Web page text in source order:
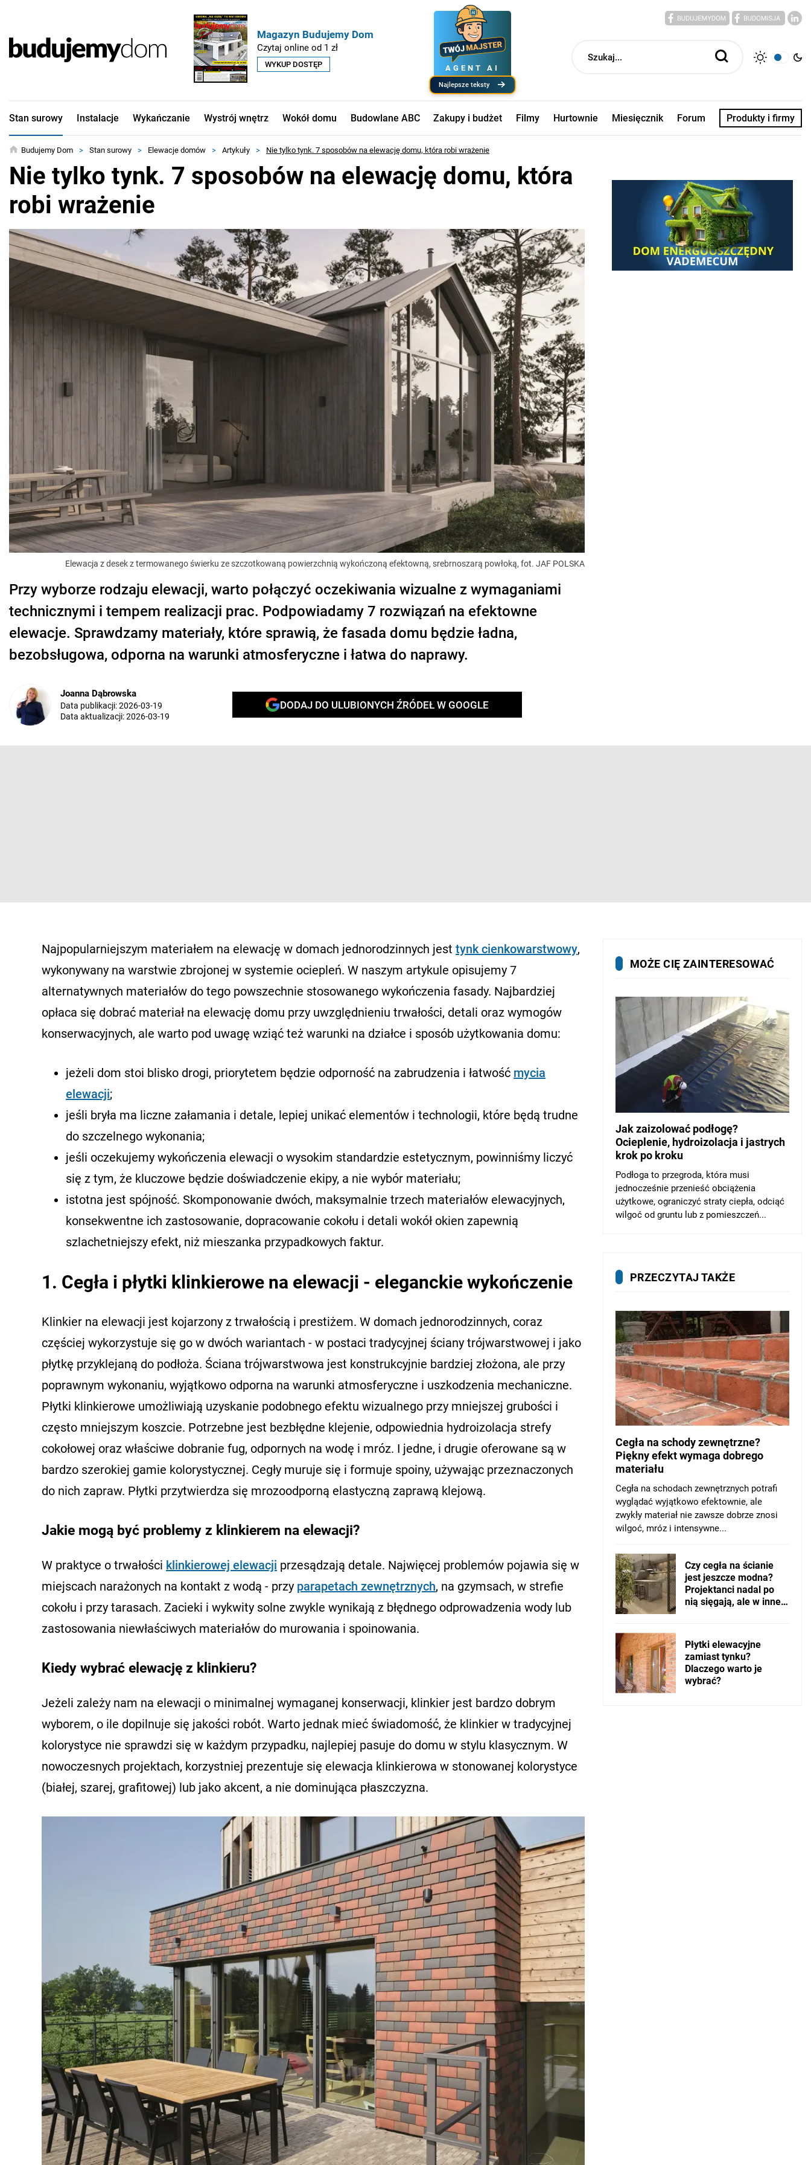
Magazyn Budujemy Dom
Czytaj online od 1 zł
WYKUP DOSTĘP AGENT AI
najlepsze teksty
Stan surowy Instalacje Wykańczanie Wystrój wnętrz Wokół domu Budowlane ABC Zakupy i budżet Filmy Hurtownie Miesięcznik Forum Produkty i firmy
Budujemy Dom > Stan surowy > Elewacje domów > Artykuły > Nie tylko tynk. 7 sposobów na elewację domu, która robi wrażenie
Nie tylko tynk. 7 sposobów na elewację domu, która
robi wrażenie
Elewacja z desek z termowanego świerku ze szczotkowaną powierzchnią wykończoną efektowną, srebrnoszarą powłoką, fot. JAF POLSKA
Przy wyborze rodzaju elewacji, warto połączyć oczekiwania wizualne z wymaganiami
technicznymi i tempem realizacji prac. Podpowiadamy 7 rozwiązań na efektowne
elewacje. Sprawdzamy materiały, które sprawią, że fasada domu będzie ładna,
bezobsługowa, odporna na warunki atmosferyczne i łatwa do naprawy.
Joanna Dąbrowska
Data publikacji:2026-03-19
Data aktualizacji:2026-03-19
DODAJ DO ULUBIONYCH ŹRÓDEŁ W GOOGLE
Najpopularniejszym materiałem na elewację w domach jednorodzinnych jest tynk cienkowarstwowy,
wykonywany na warstwie zbrojonej w systemie ociepleń. W naszym artykule opisujemy 7
alternatywnych materiałów do tego powszechnie stosowanego wykończenia fasady. Najbardziej
opłaca się dobrać materiał na elewację domu przy uwzględnieniu trwałości, detali oraz wymogów
konserwacyjnych, ale warto pod uwagę wziąć też warunki na działce i sposób użytkowania domu:
jeżeli dom stoi blisko drogi, priorytetem będzie odporność na zabrudzenia i łatwość mycia
elewacji;
jeśli bryła ma liczne załamania i detale, lepiej unikać elementów i technologii, które będą trudne
do szczelnego wykonania;
jeśli oczekujemy wykończenia elewacji o wysokim standardzie estetycznym, powinniśmy liczyć
się z tym, że kluczowe będzie doświadczenie ekipy, a nie wybór materiału;
istotna jest spójność. Skomponowanie dwóch, maksymalnie trzech materiałów elewacyjnych,
konsekwentne ich zastosowanie, dopracowanie cokołu i detali wokół okien zapewnią
szlachetniejszy efekt, niż mieszanka przypadkowych faktur.
1. Cegła i płytki klinkierowe na elewacji - eleganckie wykończenie
Klinkier na elewacji jest kojarzony z trwałością i prestiżem. W domach jednorodzinnych, coraz
częściej wykorzystuje się go w dwóch wariantach - w postaci tradycyjnej ściany trójwarstwowej i jako
płytkę przyklejaną do podłoża. Ściana trójwarstwowa jest konstrukcyjnie bardziej złożona, ale przy
poprawnym wykonaniu, wyjątkowo odporna na warunki atmosferyczne i uszkodzenia mechaniczne.
Płytki klinkierowe umożliwiają uzyskanie podobnego efektu wizualnego przy mniejszej grubości i
często mniejszym koszcie. Potrzebne jest bezbłędne klejenie, odpowiednia hydroizolacja strefy
cokołowej oraz właściwe dobranie fug, odpornych na wodę i mróz. I jedne, i drugie oferowane są w
bardzo szerokiej gamie kolorystycznej. Cegły muruje się i formuje spoiny, używając przeznaczonych
do nich zapraw. Płytki przytwierdza się mrozoodporną elastyczną zaprawą klejową.
Jakie mogą być problemy z klinkierem na elewacji?
W praktyce o trwałości klinkierowej elewacji przesądzają detale. Najwięcej problemów pojawia się w
miejscach narażonych na kontakt z wodą - przy parapetach zewnętrznych, na gzymsach, w strefie
cokołu i przy tarasach. Zacieki i wykwity solne zwykle wynikają z błędnego odprowadzenia wody lub
zastosowania niewłaściwych materiałów do murowania i spoinowania.
Kiedy wybrać elewację z klinkieru?
Jeżeli zależy nam na elewacji o minimalnej wymaganej konserwacji, klinkier jest bardzo dobrym
wyborem, o ile dopilnuje się jakości robót. Warto jednak mieć świadomość, że klinkier w tradycyjnej
kolorystyce nie sprawdzi się w każdym przypadku, najlepiej pasuje do domu w stylu klasycznym. W
nowoczesnych projektach, korzystniej prezentuje się elewacja klinkierowa w stonowanej kolorystyce
(białej, szarej, grafitowej) lub jako akcent, a nie dominująca płaszczyzna.
MOŻE CIĘ ZAINTERESOWAĆ
Jak zaizolować podłogę?
Ocieplenie, hydroizolacja i jastrych
krok po kroku
Podłoga to przegroda, która musi
jednocześnie przenieść obciążenia
użytkowe, ograniczyć straty ciepła, odciąć
wilgoć od gruntu lub z pomieszczeń...
PRZECZYTAJ TAKŻE
Cegła na schody zewnętrzne?
Piękny efekt wymaga dobrego
materiału
Cegła na schodach zewnętrznych potrafi
wyglądać wyjątkowo efektownie, ale
zwykły materiał nie zawsze dobrze znosi
wilgoć, mróz i intensywne...
Czy cegła na ścianie
jest jeszcze modna?
Projektanci nadal po
nią sięgają, ale w innej
Płytki elewacyjne
zamiast tynku?
Dlaczego warto je
wybrać?